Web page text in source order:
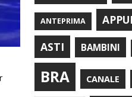
ANTEPRIMA
ASTI
BAMBINI
BRA CANALE